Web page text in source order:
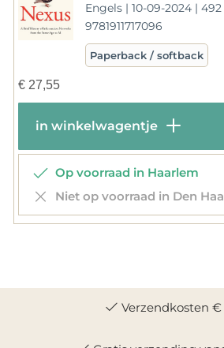
Engels | 10-09-2024 |
9781911717096
Paperback / softback
€27,55
in winkelwagentje
Op voorraad in Haarlem
Niet op voorraad in Den
Verzendkosten €